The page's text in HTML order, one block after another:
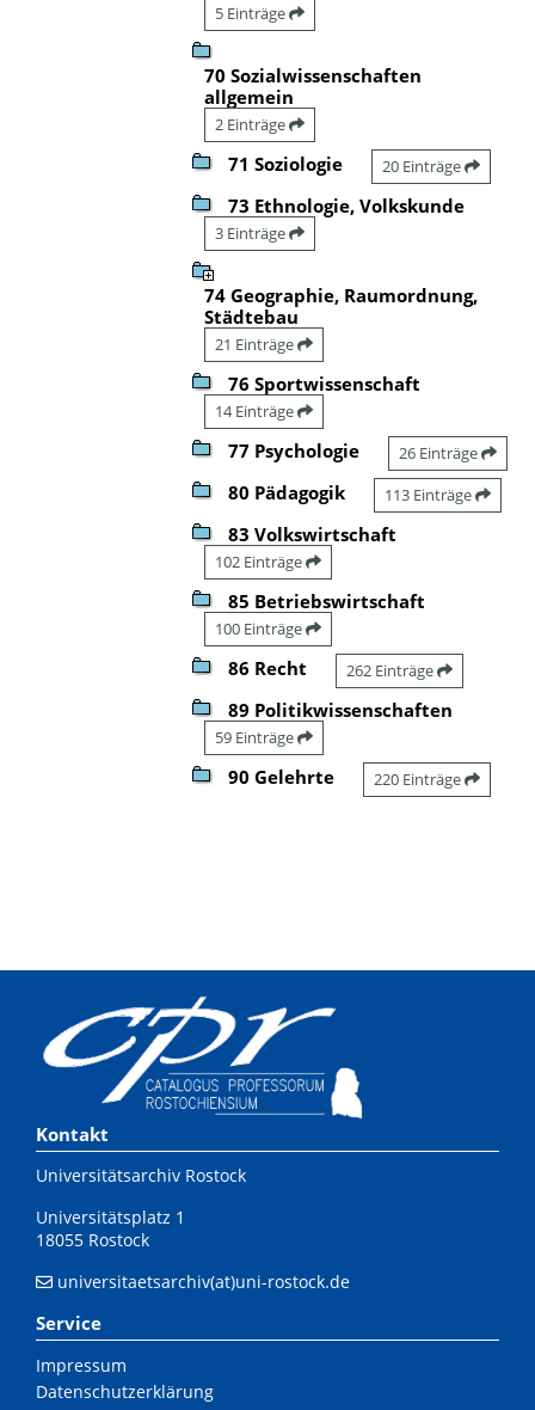
5 Einträge
70 Sozialwissenschaften
allgemein
2 Einträge
71 Soziologie 20 Einträge
73 Ethnologie, Volkskunde
3 Einträge
74 Geographie, Raumordnung,
Städtebau
21 Einträge
76 Sportwissenschaft
14 Einträge
77 Psychologie 26 Einträge
80 Pädagogik 113 Einträge
83 Volkswirtschaft
102 Einträge
85 Betriebswirtschaft
100 Einträge
86 Recht 262 Einträge
89 Politikwissenschaften
59 Einträge
90 Gelehrte 220 Einträge
Kontakt
Universitätsarchiv Rostock
Universitätsplatz 1
18055 Rostock
universitaetsarchiv(at)uni-rostock.de
Service
Impressum
Datenschutzerklärung